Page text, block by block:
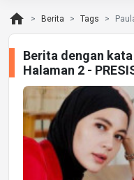
home Berita Tags
Berita dengan
Halaman 2 -